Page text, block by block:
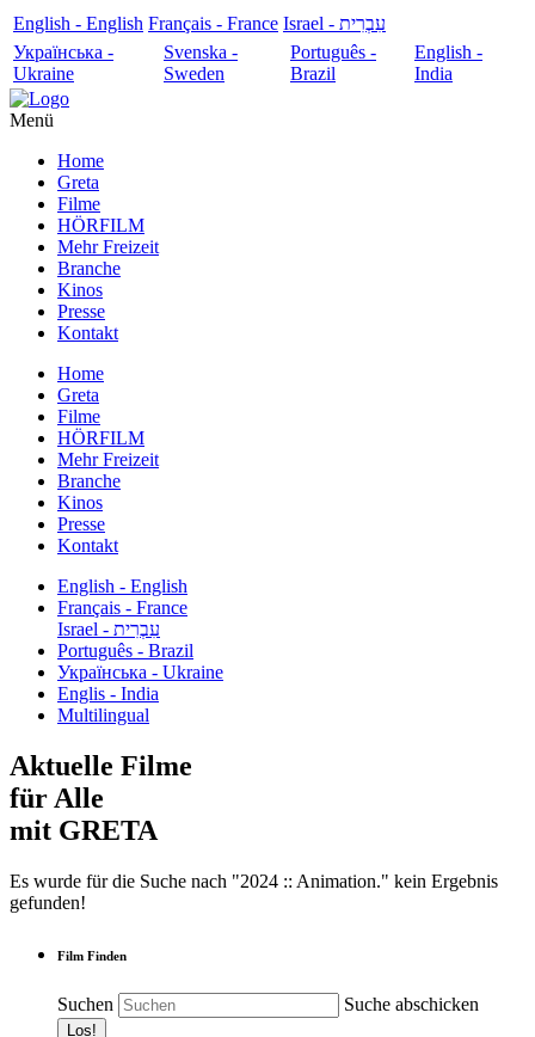
English - English Français - France
עִבְרִית - Israel
Українська -
Ukraine
Svenska -
Sweden
Português -
Brazil
English -
India
Menü
Home
Greta
Filme
HÖRFILM
Mehr Freizeit
Branche
Kinos
Presse
Kontakt
Home
Greta
Filme
HÖRFILM
Mehr Freizeit
Branche
Kinos
Presse
Kontakt
English - English
Français - France
עִבְרִית - Israel
Português - Brazil
Українська - Ukraine
Englis - India
Multilingual
Aktuelle Filme
für Alle
mit GRETA
Es wurde für die Suche nach "2024 :: Animation." kein Ergebnis
gefunden!
Film Finden
Suchen Suche abschicken